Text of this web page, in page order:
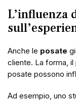
L’influenza
Anche le posate
cliente. La forma,
posate possono
Ad esempio, uno